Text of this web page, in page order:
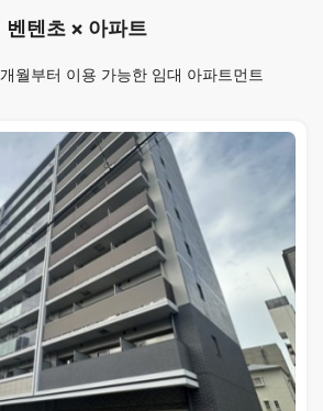
벤텐초 × 아파트
월부터 이용 가능한 임대 아파트먼트